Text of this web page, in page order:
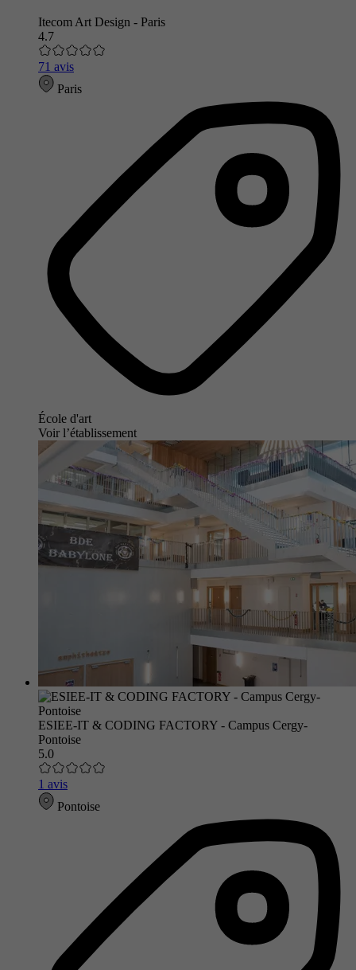
Itecom Art Design - Paris
4.7
71 avis
Paris
École d'art
Voir l’établissement
ESIEE-IT & CODING FACTORY - Campus Cergy-
Pontoise
5.0
1 avis
Pontoise